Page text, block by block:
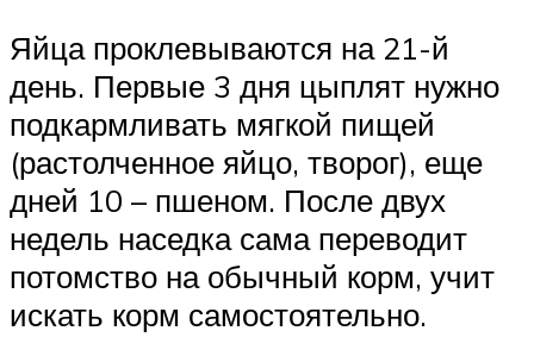
Яйца проклевываются на 21-й
день. Первые 3 дня цыплят нужно
подкармливать мягкой пищей
(растолченное яйцо, творог), еще
дней 10 – пшеном. После двух
недель наседка сама переводит
потомство на обычный корм, учит
искать корм самостоятельно.